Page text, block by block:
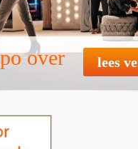
over lees